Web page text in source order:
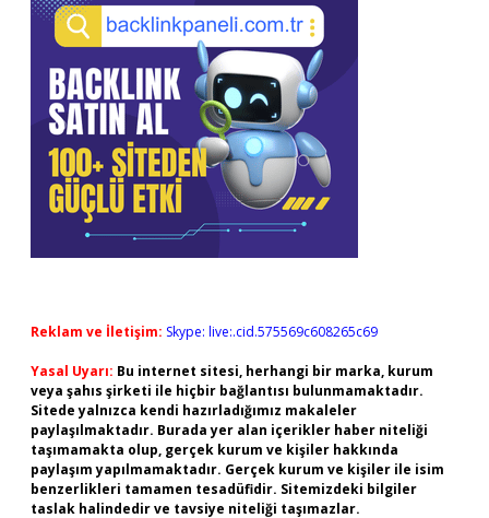
Reklam ve İletişim: Skype: live:.cid.575569c608265c69
Yasal Uyarı: Bu internet sitesi, herhangi bir marka, kurum
veya şahıs şirketi ile hiçbir bağlantısı bulunmamaktadır.
Sitede yalnızca kendi hazırladığımız makaleler
paylaşılmaktadır. Burada yer alan içerikler haber niteliği
taşımamakta olup, gerçek kurum ve kişiler hakkında
paylaşım yapılmamaktadır. Gerçek kurum ve kişiler ile isim
benzerlikleri tamamen tesadüfidir. Sitemizdeki bilgiler
taslak halindedir ve tavsiye niteliği taşımazlar.